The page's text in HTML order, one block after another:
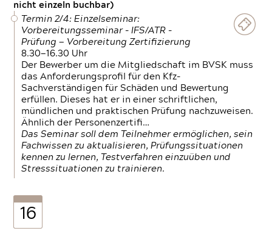
nicht einzeln buchbar)
Termin 2/4: Einzelseminar:
Vorbereitungsseminar - IFS/ATR -
Prüfung — Vorbereitung Zertifizierung
8.30—16.30 Uhr
Der Bewerber um die Mitgliedschaft im BVSK muss
das Anforderungsprofil für den Kfz-
Sachverständigen für Schäden und Bewertung
erfüllen. Dieses hat er in einer schriftlichen,
mündlichen und praktischen Prüfung nachzuweisen.
Ähnlich der Personenzertifi…
Das Seminar soll dem Teilnehmer ermöglichen, sein
Fachwissen zu aktualisieren, Prüfungssituationen
kennen zu lernen, Testverfahren einzuüben und
Stresssituationen zu trainieren.
16